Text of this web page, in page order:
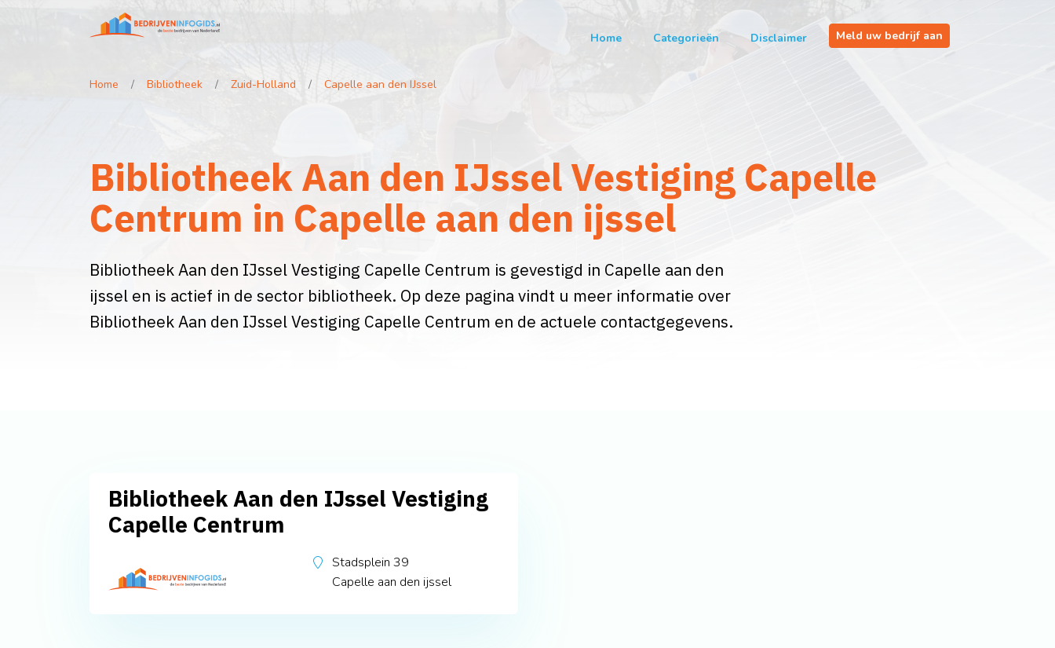
Home Categorieën Disclaimer Meld uw bedrijf aan
Home Bibliotheek Zuid-Holland Capelle aan den IJssel
Bibliotheek Aan den IJssel Vestiging Capelle
Centrum in Capelle aan den ijssel
Bibliotheek Aan den IJssel Vestiging Capelle Centrum is gevestigd in Capelle aan den
ijssel en is actief in de sector bibliotheek. Op deze pagina vindt u meer informatie over
Bibliotheek Aan den IJssel Vestiging Capelle Centrum en de actuele contactgegevens.
Bibliotheek Aan den IJssel Vestiging
Capelle Centrum
Stadsplein 39
Capelle aan den ijssel